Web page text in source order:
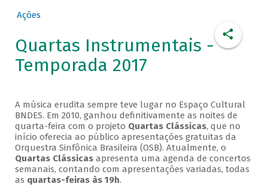
Ações
Quartas Instrumentais -
Temporada 2017
A música erudita sempre teve lugar no Espaço Cultural
BNDES. Em 2010, ganhou definitivamente as noites de
quarta-feira com o projeto Quartas Clássicas, que no
início oferecia ao público apresentações gratuitas da
Orquestra Sinfônica Brasileira (OSB). Atualmente, o
Quartas Clássicasapresenta uma agenda de concertos
semanais, contando com apresentações variadas, todas
as quartas-feiras às 19h.